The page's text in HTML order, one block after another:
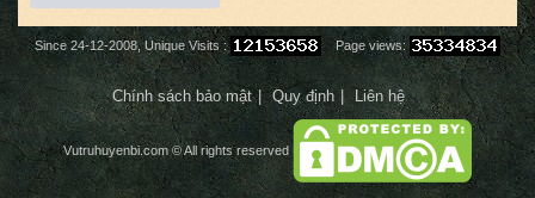
Since 24-12-2008, Unique Visits : Page views:
Chính sách bảo mật Quy định Liên hệ
Vutruhuyenbi.com © All rights reserved